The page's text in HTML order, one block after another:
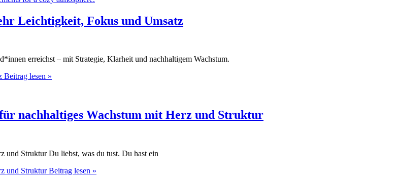
Leichtigkeit, Fokus und Umsatz
erreichst – mit Strategie, Klarheit und nachhaltigem Wachstum.
Beitrag lesen »
nachhaltiges Wachstum mit Herz und Struktur
und Struktur Du liebst, was du tust. Du hast ein
und StrukturBeitrag lesen »